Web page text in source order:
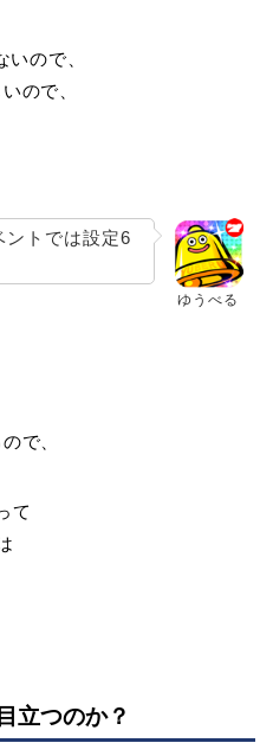
ので、
ので、
ゆうべる
ントでは設定6
で、
て
立つのか？